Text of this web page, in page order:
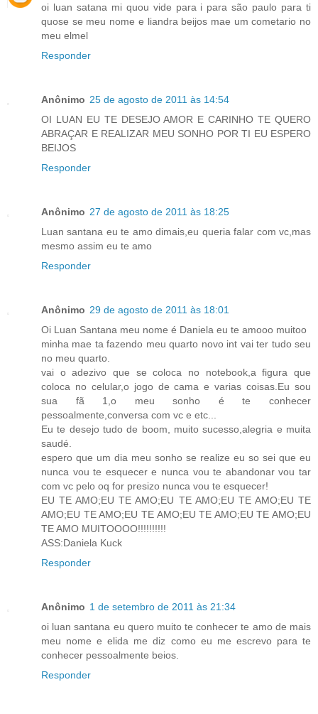
oi luan satana mi quou vide para i para são paulo para ti
quose se meu nome e liandra beijos mae um cometario no
meu elmel
Responder
Anônimo 25 de agosto de 2011 às 14:54
OI LUAN EU TE DESEJO AMOR E CARINHO TE QUERO
ABRAÇAR E REALIZAR MEU SONHO POR TI EU ESPERO
BEIJOS
Responder
Anônimo 27 de agosto de 2011 às 18:25
Luan santana eu te amo dimais,eu queria falar com vc,mas
mesmo assim eu te amo
Responder
Anônimo 29 de agosto de 2011 às 18:01
Oi Luan Santana meu nome é Daniela eu te amooo muitoo
minha mae ta fazendo meu quarto novo int vai ter tudo seu
no meu quarto.
vai o adezivo que se coloca no notebook,a figura que
coloca no celular,o jogo de cama e varias coisas.Eu sou
sua fã 1,o meu sonho é te conhecer
pessoalmente,conversa com vc e etc...
Eu te desejo tudo de boom, muito sucesso,alegria e muita
saudé.
espero que um dia meu sonho se realize eu so sei que eu
nunca vou te esquecer e nunca vou te abandonar vou tar
com vc pelo oq for presizo nunca vou te esquecer!
EU TE AMO;EU TE AMO;EU TE AMO;EU TE AMO;EU TE
AMO;EU TE AMO;EU TE AMO;EU TE AMO;EU TE AMO;EU
TE AMO MUITOOOO!!!!!!!!!!
ASS:Daniela Kuck
Responder
Anônimo 1 de setembro de 2011 às 21:34
oi luan santana eu quero muito te conhecer te amo de mais
meu nome e elida me diz como eu me escrevo para te
conhecer pessoalmente beios.
Responder